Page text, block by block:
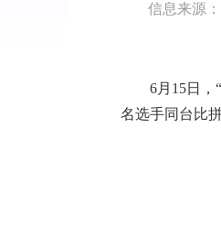
信息来源
6月15日，
名选手同台比